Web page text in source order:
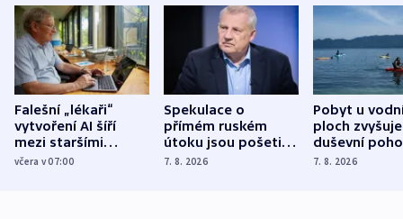
Falešní „lékaři“
vytvoření AI šíří
mezi staršími
Poláky nebezpečné
včera v 07:00
Spekulace o
přímém ruském
útoku jsou pošetilé,
míní estonský
7. 8. 2026
Pobyt u
ploch zvyšuje
duševní
ukázala
7. 8. 2026